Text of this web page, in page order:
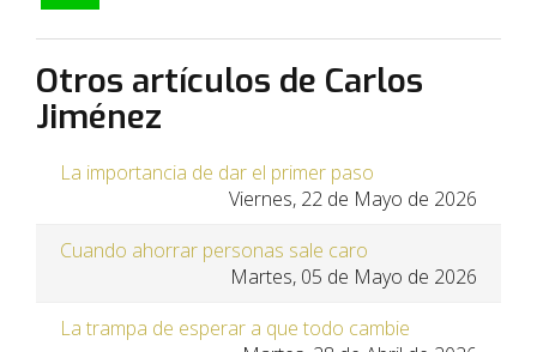
Otros artículos de Carlos
Jiménez
La importancia de dar el primer paso
Viernes, 22 de Mayo de 2026
Cuando ahorrar personas sale caro
Martes, 05 de Mayo de 2026
La trampa de esperar a que todo cambie